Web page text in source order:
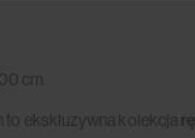
cm
to ekskluzywna kolekcja